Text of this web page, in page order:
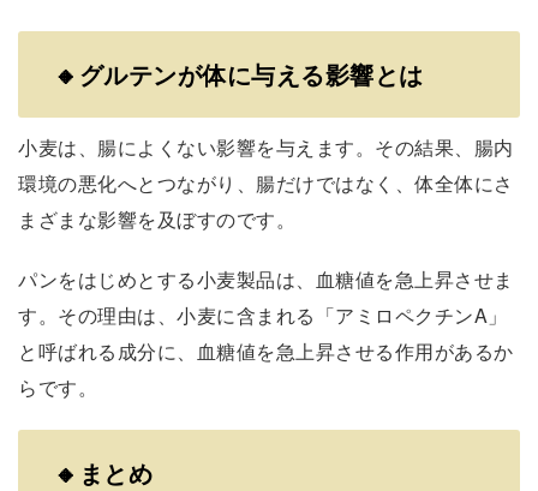
🔸 グルテンが体に与える影響とは
小麦は、腸によくない影響を与えます。その結果、腸内
環境の悪化へとつながり、腸だけではなく、体全体にさ
まざまな影響を及ぼすのです。
パンをはじめとする小麦製品は、血糖値を急上昇させま
す。その理由は、小麦に含まれる「アミロペクチンA」
と呼ばれる成分に、血糖値を急上昇させる作用があるか
らです。
🔸 まとめ